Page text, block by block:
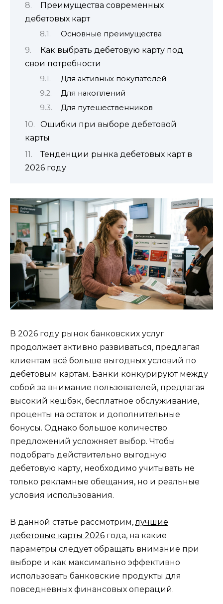
Преимущества современных
дебетовых карт
Основные преимущества
Как выбрать дебетовую карту под
свои потребности
Для активных покупателей
Для накоплений
Для путешественников
Ошибки при выборе дебетовой
карты
Тенденции рынка дебетовых карт в
2026 году
В 2026 году рынок банковских услуг
продолжает активно развиваться, предлагая
клиентам всё больше выгодных условий по
дебетовым картам. Банки конкурируют между
собой за внимание пользователей, предлагая
высокий кешбэк, бесплатное обслуживание,
проценты на остаток и дополнительные
бонусы. Однако большое количество
предложений усложняет выбор. Чтобы
подобрать действительно выгодную
дебетовую карту, необходимо учитывать не
только рекламные обещания, но и реальные
условия использования.
В данной статье рассмотрим,лучшие
дебетовые карты 2026 года, на какие
параметры следует обращать внимание при
выборе и как максимально эффективно
использовать банковские продукты для
повседневных финансовых операций.